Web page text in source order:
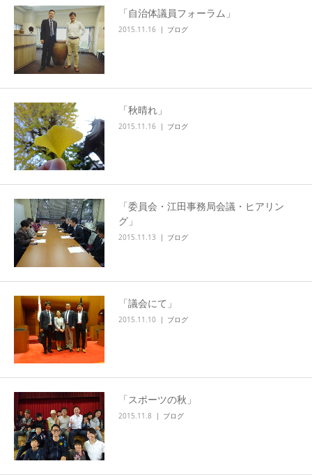
「自治体議員フォーラム」
2015.11.16 ブログ
「秋晴れ」
2015.11.16 ブログ
「委員会・江田事務局会議・ヒアリン
グ」
2015.11.13 ブログ
「議会にて」
2015.11.10 ブログ
「スポーツの秋」
2015.11.8 ブログ